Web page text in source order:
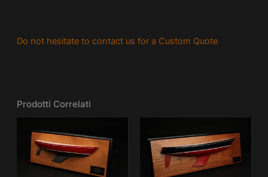
Do not hesitate to contact us for a Custom Quote
Prodotti Correlati